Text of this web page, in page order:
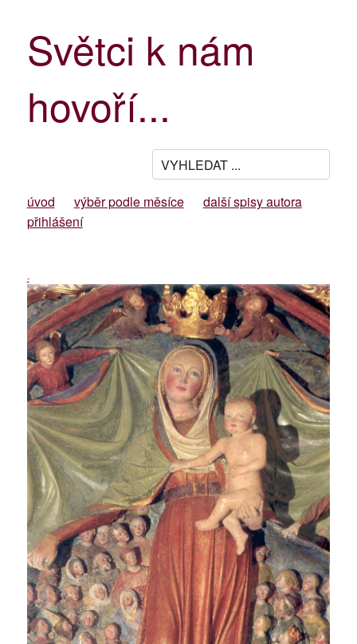
Světci k nám
hovoří...
úvod výběr podle měsíce
další spisy autora
přihlášení
-